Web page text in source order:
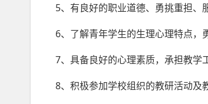
5、有良好的职业道德、勇挑重担、
6、了解青年学生的生理心理特点，
7、具备良好的心理素质，承担教学
8、积极参加学校组织的教研活动及